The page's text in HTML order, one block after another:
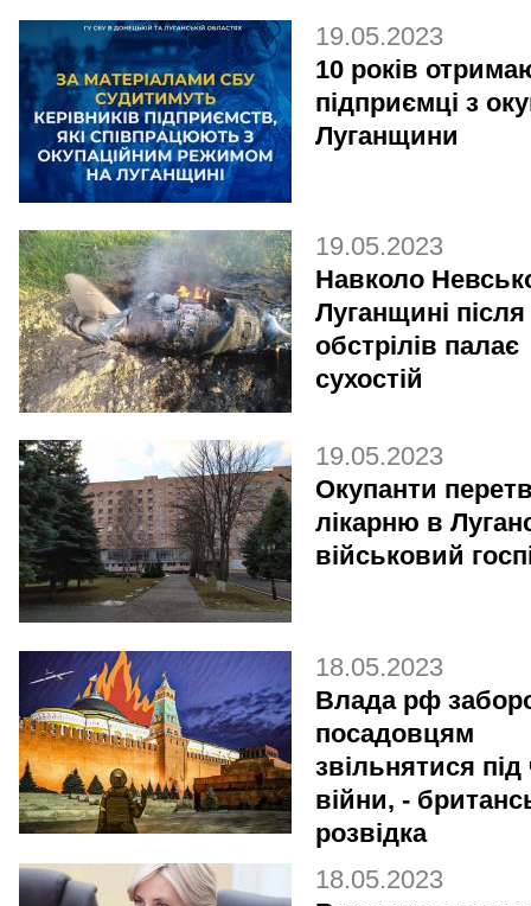
19.05.2023
10 років
підприємці з
Луганщини
19.05.2023
Навколо
Луганщині після
обстрілів палає
сухостій
19.05.2023
Окупанти
лікарню в
військовий
18.05.2023
Влада рф
посадовцям
звільнятися під
війни, -
розвідка
18.05.2023